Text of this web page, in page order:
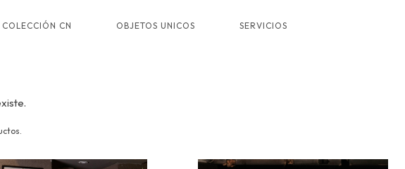
COLECCIÓN CN OBJETOS UNICOS SERVICIOS